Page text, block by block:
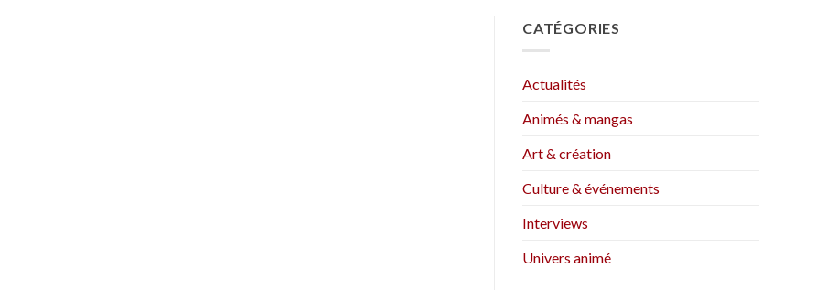
CATÉGORIES
Actualités
Animés & mangas
Art & création
Culture & événements
Interviews
Univers animé